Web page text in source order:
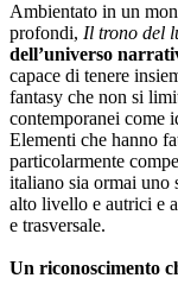
Ambientato in un
profondi, Il trono del
dell’universo
capace di tenere
fantasy che non si
contemporanei come
Elementi che hanno
particolarmente
italiano sia ormai uno
alto livello e autrici e
e trasversale.
Un riconoscimento